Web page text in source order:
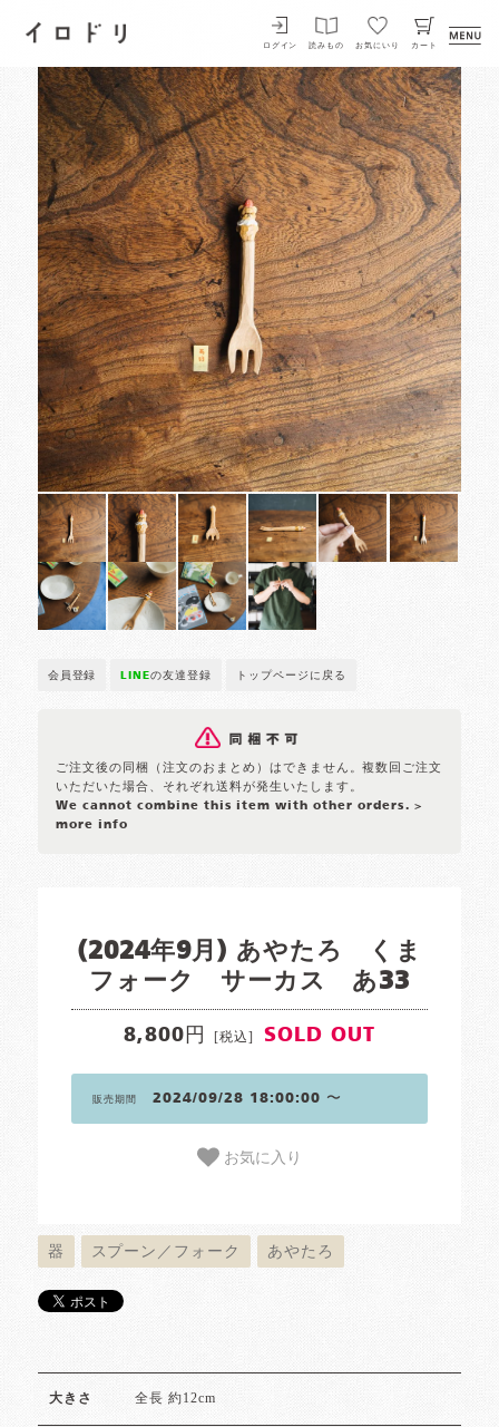
イロドリ
ログイン 読みもの お気にいり カート
会員登録 LINEの友達登録 トップページに戻る
ご注文後の同梱（注文のおまとめ）はできません。複数回ご注文
いただいた場合、それぞれ送料が発生いたします。
We cannot combine this item with other orders. >
more info
(2024年9月) あやたろ くま
フォーク サーカス あ33
8,800円 [税込] SOLD OUT
販売期間 2024/09/28 18:00:00 〜
お気に入り
器 スプーン／フォーク あやたろ
大きさ 全長 約12cm